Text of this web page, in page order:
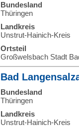
Bundesland
Thüringen
Landkreis
Unstrut-Hainich-Kreis
Ortsteil
Großwelsbach Stadt
Bad
Bundesland
Thüringen
Landkreis
Unstrut-Hainich-Kreis